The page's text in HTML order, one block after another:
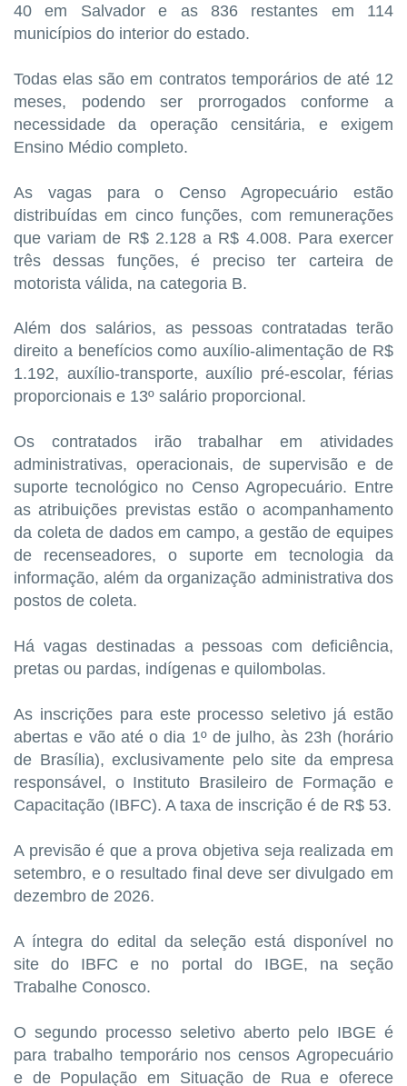
40 em Salvador e as 836 restantes em 114
municípios do interior do estado.
Todas elas são em contratos temporários de até 12
meses, podendo ser prorrogados conforme a
necessidade da operação censitária, e exigem
Ensino Médio completo.
As vagas para o Censo Agropecuário estão
distribuídas em cinco funções, com remunerações
que variam de R$ 2.128 a R$ 4.008. Para exercer
três dessas funções, é preciso ter carteira de
motorista válida, na categoria B.
Além dos salários, as pessoas contratadas terão
direito a benefícios como auxílio-alimentação de R$
1.192, auxílio-transporte, auxílio pré-escolar, férias
proporcionais e 13º salário proporcional.
Os contratados irão trabalhar em atividades
administrativas, operacionais, de supervisão e de
suporte tecnológico no Censo Agropecuário. Entre
as atribuições previstas estão o acompanhamento
da coleta de dados em campo, a gestão de equipes
de recenseadores, o suporte em tecnologia da
informação, além da organização administrativa dos
postos de coleta.
Há vagas destinadas a pessoas com deficiência,
pretas ou pardas, indígenas e quilombolas.
As inscrições para este processo seletivo já estão
abertas e vão até o dia 1º de julho, às 23h (horário
de Brasília), exclusivamente pelo site da empresa
responsável, o Instituto Brasileiro de Formação e
Capacitação (IBFC). A taxa de inscrição é de R$ 53.
A previsão é que a prova objetiva seja realizada em
setembro, e o resultado final deve ser divulgado em
dezembro de 2026.
A íntegra do edital da seleção está disponível no
site do IBFC e no portal do IBGE, na seção
Trabalhe Conosco.
O segundo processo seletivo aberto pelo IBGE é
para trabalho temporário nos censos Agropecuário
e de População em Situação de Rua e oferece